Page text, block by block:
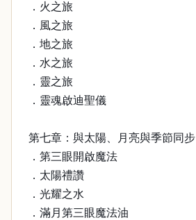
．火之旅
．風之旅
．地之旅
．水之旅
．靈之旅
．靈魂啟迪聖儀
第七章：與太陽、月亮與季節同步
．第三眼開啟魔法
．太陽禮讚
．光耀之水
．滿月第三眼魔法油